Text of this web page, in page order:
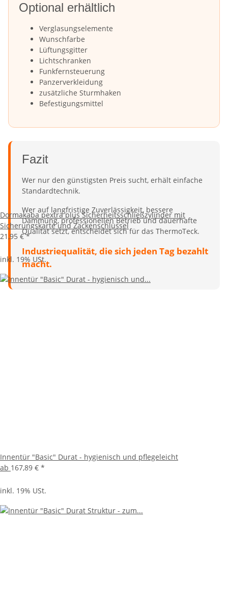
Optional erhältlich
Verglasungselemente
Wunschfarbe
Lüftungsgitter
Lichtschranken
Funkfernsteuerung
Panzerverkleidung
zusätzliche Sturmhaken
Befestigungsmittel
Fazit
Wer nur den günstigsten Preis sucht, erhält einfache
Standardtechnik.
Wer auf langfristige Zuverlässigkeit, bessere
Dämmung, professionellen Betrieb und dauerhafte
Qualität setzt, entscheidet sich für das ThermoTeck.
Industriequalität, die sich jeden Tag bezahlt
macht.
Dormakaba pextra plus Sicherheitsschließzylinder mit
Sicherungskarte und Zackenschlüssel
21,95 €*
inkl. 19% USt.
Innentür "Basic" Durat - hygienisch und pflegeleicht
ab 167,89 € *
inkl. 19% USt.